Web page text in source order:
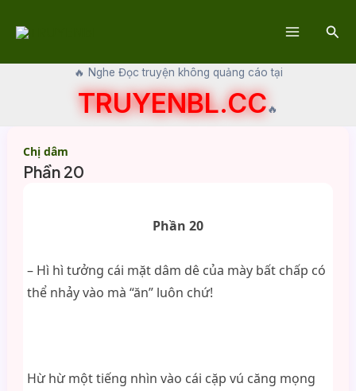
🔥 Nghe Đọc truyện không quảng cáo tại
TRUYENBL.CC🔥
Chị dâm
Phần 20
Phần 20
– Hì hì tưởng cái mặt dâm dê của mày bất chấp có
thể nhảy vào mà “ăn” luôn chứ!
Hừ hừ một tiếng nhìn vào cái cặp vú căng mọng